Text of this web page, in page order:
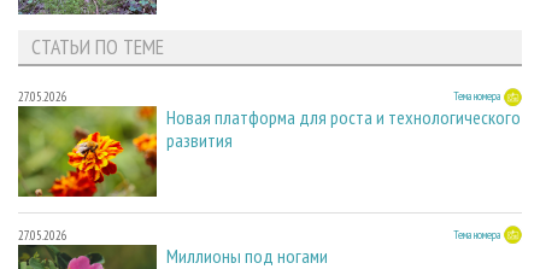
СТАТЬИ ПО ТЕМЕ
27.05.2026 Тема номера
Новая платформа для роста и технологического
развития
27.05.2026 Тема номера
Миллионы под ногами